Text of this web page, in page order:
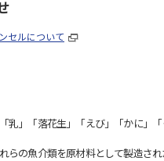
セルについて
乳」「落花生」「えび」「かに」
らの魚介類を原材料として製造さ